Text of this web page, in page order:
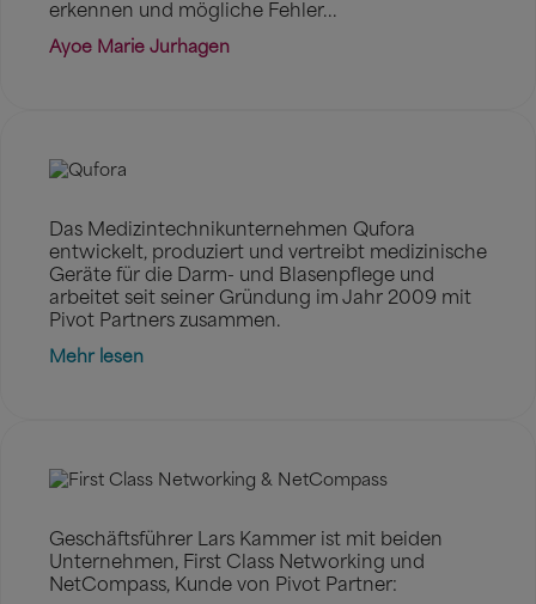
erkennen und mögliche Fehler...
Ayoe Marie Jurhagen
Das Medizintechnikunternehmen Qufora
entwickelt, produziert und vertreibt medizinische
Geräte für die Darm- und Blasenpflege und
arbeitet seit seiner Gründung im Jahr 2009 mit
Pivot Partners zusammen.
Mehr lesen
Geschäftsführer Lars Kammer ist mit beiden
Unternehmen, First Class Networking und
NetCompass, Kunde von Pivot Partner: